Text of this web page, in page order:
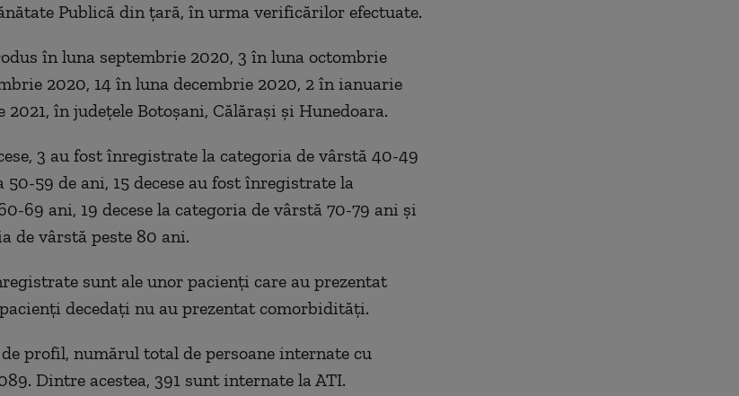
Publică din țară, în urma verificărilor efectuate.
în luna septembrie 2020, 3 în luna octombrie
2020, 14 în luna decembrie 2020, 2 în ianuarie
2021, în județele Botoșani, Călărași și Hunedoara.
3 au fost înregistrate la categoria de vârstă 40-49
50-59 de ani, 15 decese au fost înregistrate la
69 ani, 19 decese la categoria de vârstă 70-79 ani și
de vârstă peste 80 ani.
sunt ale unor pacienți care au prezentat
decedați nu au prezentat comorbidități.
profil, numărul total de persoane internate cu
Dintre acestea, 391 sunt internate la ATI.